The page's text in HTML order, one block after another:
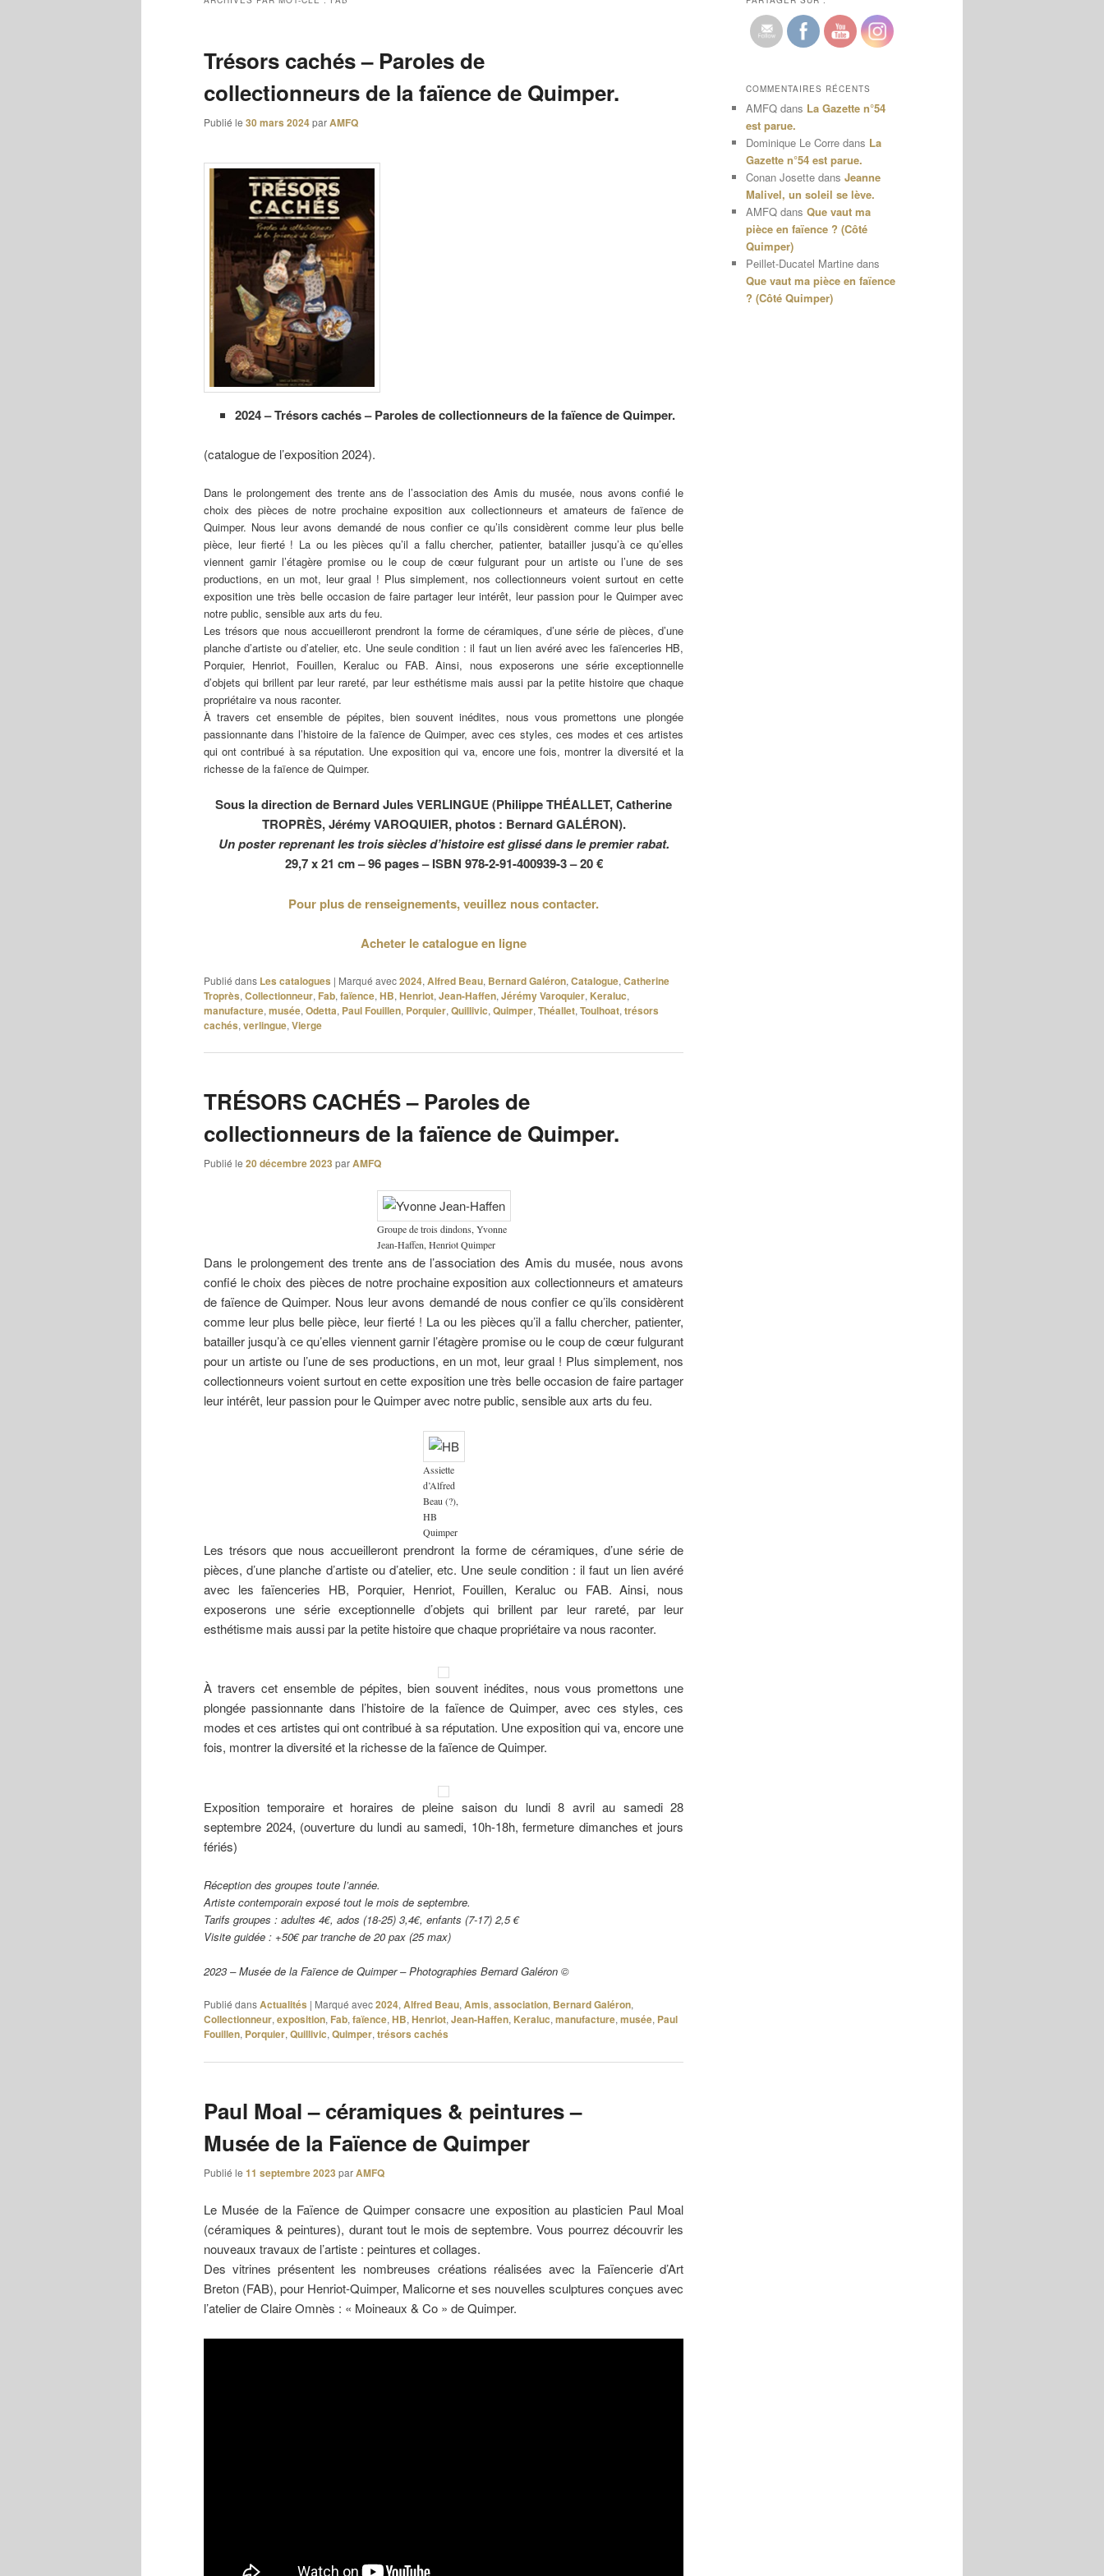
Trésors cachés – Paroles de
collectionneurs de la faïence de Quimper.
Publié le 30 mars 2024parAMFQ
2024 – Trésors cachés – Paroles de collectionneurs de la faïence de Quimper.
(catalogue de l’exposition 2024).
Dans le prolongement des trente ans de l’association des Amis du musée, nous avons confié le
choix des pièces de notre prochaine exposition aux collectionneurs et amateurs de faïence de
Quimper. Nous leur avons demandé de nous confier ce qu’ils considèrent comme leur plus belle
pièce, leur fierté ! La ou les pièces qu’il a fallu chercher, patienter, batailler jusqu’à ce qu’elles
viennent garnir l’étagère promise ou le coup de cœur fulgurant pour un artiste ou l’une de ses
productions, en un mot, leur graal ! Plus simplement, nos collectionneurs voient surtout en cette
exposition une très belle occasion de faire partager leur intérêt, leur passion pour le Quimper avec
notre public, sensible aux arts du feu.
Les trésors que nous accueilleront prendront la forme de céramiques, d’une série de pièces, d’une
planche d’artiste ou d’atelier, etc. Une seule condition : il faut un lien avéré avec les faïenceries HB,
Porquier, Henriot, Fouillen, Keraluc ou FAB. Ainsi, nous exposerons une série exceptionnelle
d’objets qui brillent par leur rareté, par leur esthétisme mais aussi par la petite histoire que chaque
propriétaire va nous raconter.
À travers cet ensemble de pépites, bien souvent inédites, nous vous promettons une plongée
passionnante dans l’histoire de la faïence de Quimper, avec ces styles, ces modes et ces artistes
qui ont contribué à sa réputation. Une exposition qui va, encore une fois, montrer la diversité et la
richesse de la faïence de Quimper.
Sous la direction de Bernard Jules VERLINGUE (Philippe THÉALLET, Catherine
TROPRÈS, Jérémy VAROQUIER, photos : Bernard GALÉRON).
Un poster reprenant les trois siècles d’histoire est glissé dans le premier rabat.
29,7 x 21 cm – 96 pages – ISBN 978-2-91-400939-3 – 20 €
Pour plus de renseignements, veuillez nous contacter.
Acheter le catalogue en ligne
Publié dans Les catalogues | Marqué avec2024, Alfred Beau, Bernard Galéron, Catalogue, Catherine
Troprès, Collectionneur, Fab, faïence, HB, Henriot, Jean-Haffen, Jérémy Varoquier, Keraluc,
manufacture, musée, Odetta, Paul Fouillen, Porquier, Quillivic, Quimper, Théallet, Toulhoat, trésors
cachés, verlingue, Vierge
TRÉSORS CACHÉS – Paroles de
collectionneurs de la faïence de Quimper.
Publié le 20 décembre 2023 parAMFQ
Groupe de trois dindons, Yvonne
Jean-Haffen, Henriot Quimper
Dans le prolongement des trente ans de l’association des Amis du musée, nous avons
confié le choix des pièces de notre prochaine exposition aux collectionneurs et amateurs
de faïence de Quimper. Nous leur avons demandé de nous confier ce qu’ils considèrent
comme leur plus belle pièce, leur fierté ! La ou les pièces qu’il a fallu chercher, patienter,
batailler jusqu’à ce qu’elles viennent garnir l’étagère promise ou le coup de cœur fulgurant
pour un artiste ou l’une de ses productions, en un mot, leur graal ! Plus simplement, nos
collectionneurs voient surtout en cette exposition une très belle occasion de faire partager
leur intérêt, leur passion pour le Quimper avec notre public, sensible aux arts du feu.
Assiette
d’Alfred
Beau (?),
HB
Quimper
Les trésors que nous accueilleront prendront la forme de céramiques, d’une série de
pièces, d’une planche d’artiste ou d’atelier, etc. Une seule condition : il faut un lien avéré
avec les faïenceries HB, Porquier, Henriot, Fouillen, Keraluc ou FAB. Ainsi, nous
exposerons une série exceptionnelle d’objets qui brillent par leur rareté, par leur
esthétisme mais aussi par la petite histoire que chaque propriétaire va nous raconter.
À travers cet ensemble de pépites, bien souvent inédites, nous vous promettons une
plongée passionnante dans l’histoire de la faïence de Quimper, avec ces styles, ces
modes et ces artistes qui ont contribué à sa réputation. Une exposition qui va, encore une
fois, montrer la diversité et la richesse de la faïence de Quimper.
Exposition temporaire et horaires de pleine saison du lundi 8 avril au samedi 28
septembre 2024, (ouverture du lundi au samedi, 10h-18h, fermeture dimanches et jours
fériés)
Réception des groupes toute l’année.
Artiste contemporain exposé tout le mois de septembre.
Tarifs groupes : adultes 4€, ados (18-25) 3,4€, enfants (7-17) 2,5 €
Visite guidée : +50€ par tranche de 20 pax (25 max)
2023 – Musée de la Faïence de Quimper – Photographies Bernard Galéron ©
Publié dansActualités | Marqué avec2024, Alfred Beau, Amis, association, Bernard Galéron,
Collectionneur, exposition, Fab, faïence, HB, Henriot, Jean-Haffen, Keraluc, manufacture, musée, Paul
Fouillen, Porquier, Quillivic, Quimper, trésors cachés
Paul Moal – céramiques & peintures –
Musée de la Faïence de Quimper
Publié le 11 septembre 2023 parAMFQ
Le Musée de la Faïence de Quimper consacre une exposition au plasticien Paul Moal
(céramiques & peintures), durant tout le mois de septembre. Vous pourrez découvrir les
nouveaux travaux de l’artiste : peintures et collages.
Des vitrines présentent les nombreuses créations réalisées avec la Faïencerie d’Art
Breton (FAB), pour Henriot-Quimper, Malicorne et ses nouvelles sculptures conçues avec
l’atelier de Claire Omnès : « Moineaux & Co » de Quimper.
COMMENTAIRES RÉCENTS
AMFQ dans La Gazette n°54
est parue.
Dominique Le Corre dans La
Gazette n°54 est parue.
Conan Josette dans Jeanne
Malivel, un soleil se lève.
AMFQ dans Que vaut ma
pièce en faïence ? (Côté
Quimper)
Peillet-Ducatel Martine dans
Que vaut ma pièce en faïence
? (Côté Quimper)